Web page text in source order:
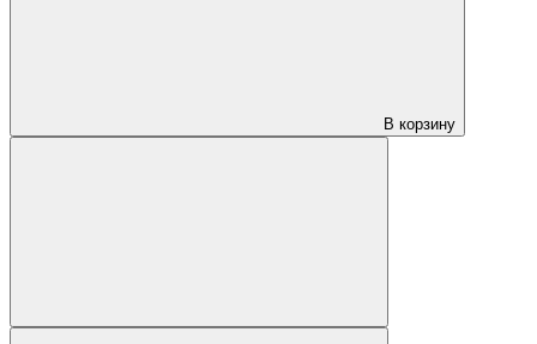
В корзину